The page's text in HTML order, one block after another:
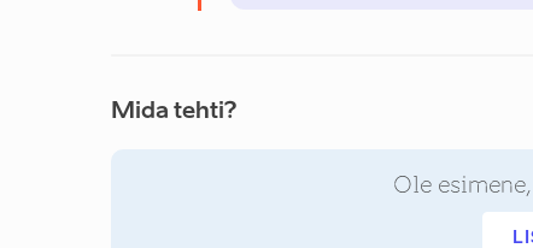
Mida tehti?
Ole